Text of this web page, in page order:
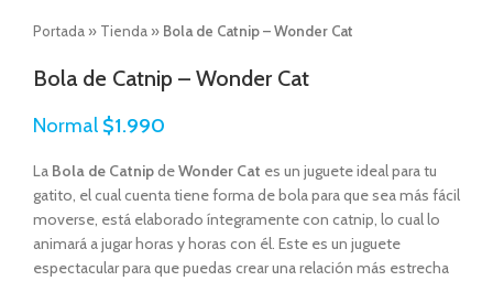
Portada » Tienda » Bola de Catnip – Wonder Cat
Bola de Catnip – Wonder Cat
Normal $1.990
La Bola de CatnipdeWonder Cat es un juguete ideal para tu
gatito, el cual cuenta tiene forma de bola para que sea más fácil
moverse, está elaborado íntegramente con catnip, lo cual lo
animará a jugar horas y horas con él. Este es un juguete
espectacular para que puedas crear una relación más estrecha